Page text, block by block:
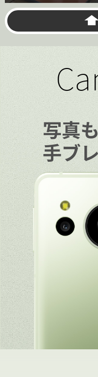
写真
手ブ